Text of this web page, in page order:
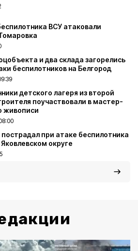
ВСУ атаковали
и два склада загорелись
беспилотников на Белгород
детского лагеря из второй
поучаствовали в мастер-
живописи
при атаке беспилотника
Яковлевском округе